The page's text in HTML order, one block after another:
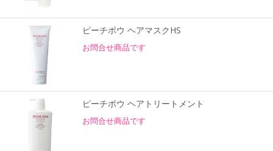
ピーチポウ ヘアマスクHS
お問合せ商品です
ピーチポウ ヘアトリートメント
お問合せ商品です